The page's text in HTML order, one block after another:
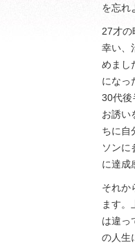
を忘れ
27才の
幸い、
めまし
になっ
30代後
お誘い
ちに自
ソンに
に達成
それか
ます
は違っ
の人生